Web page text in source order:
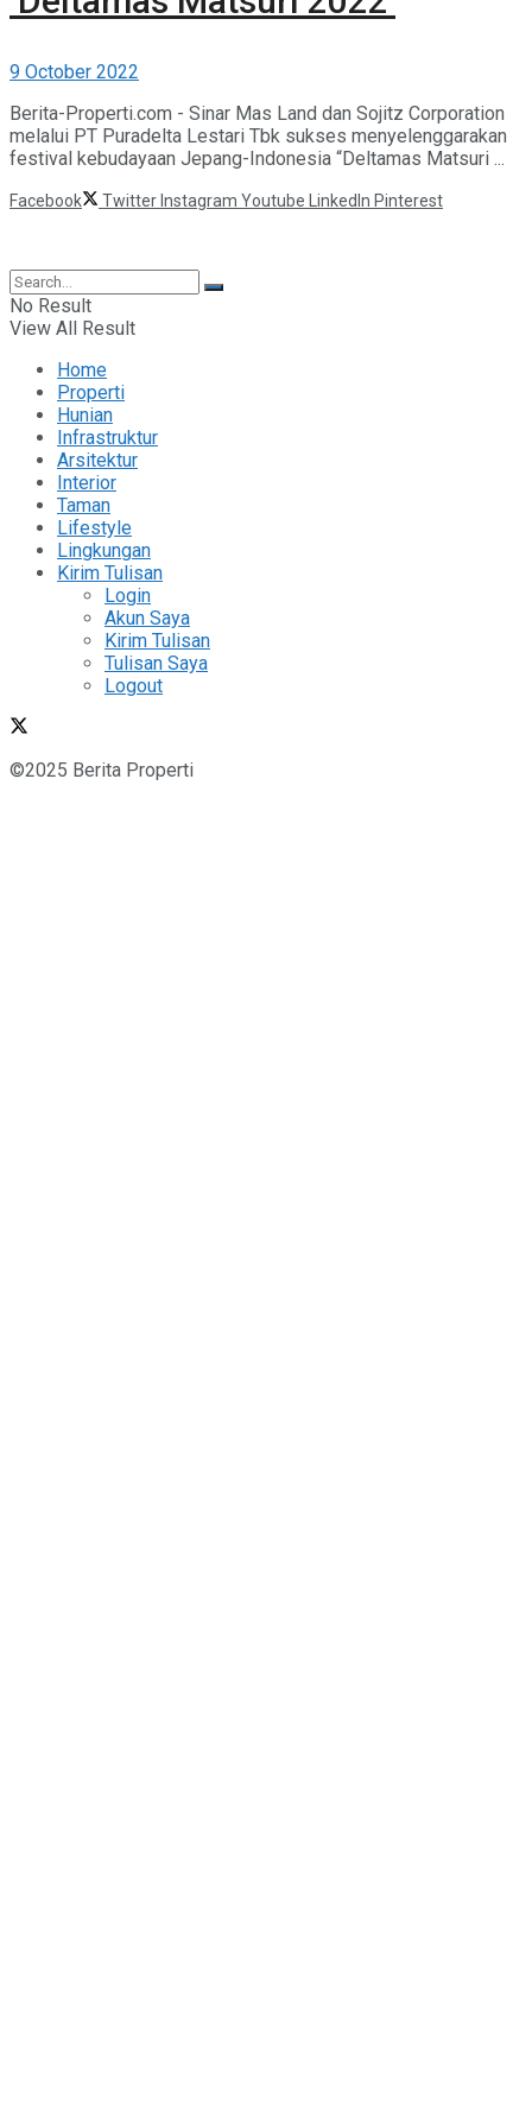
9 October 2022
Berita-Properti.com - Sinar Mas Land dan Sojitz Corporation
melalui PT Puradelta Lestari Tbk sukses menyelenggarakan
festival kebudayaan Jepang-Indonesia “Deltamas Matsuri ...
Facebook Twitter Instagram Youtube LinkedIn Pinterest
No Result
View All Result
Home
Properti
Hunian
Infrastruktur
Arsitektur
Interior
Taman
Lifestyle
Lingkungan
Kirim Tulisan
Login
Akun Saya
Kirim Tulisan
Tulisan Saya
Logout
©2025 Berita Properti